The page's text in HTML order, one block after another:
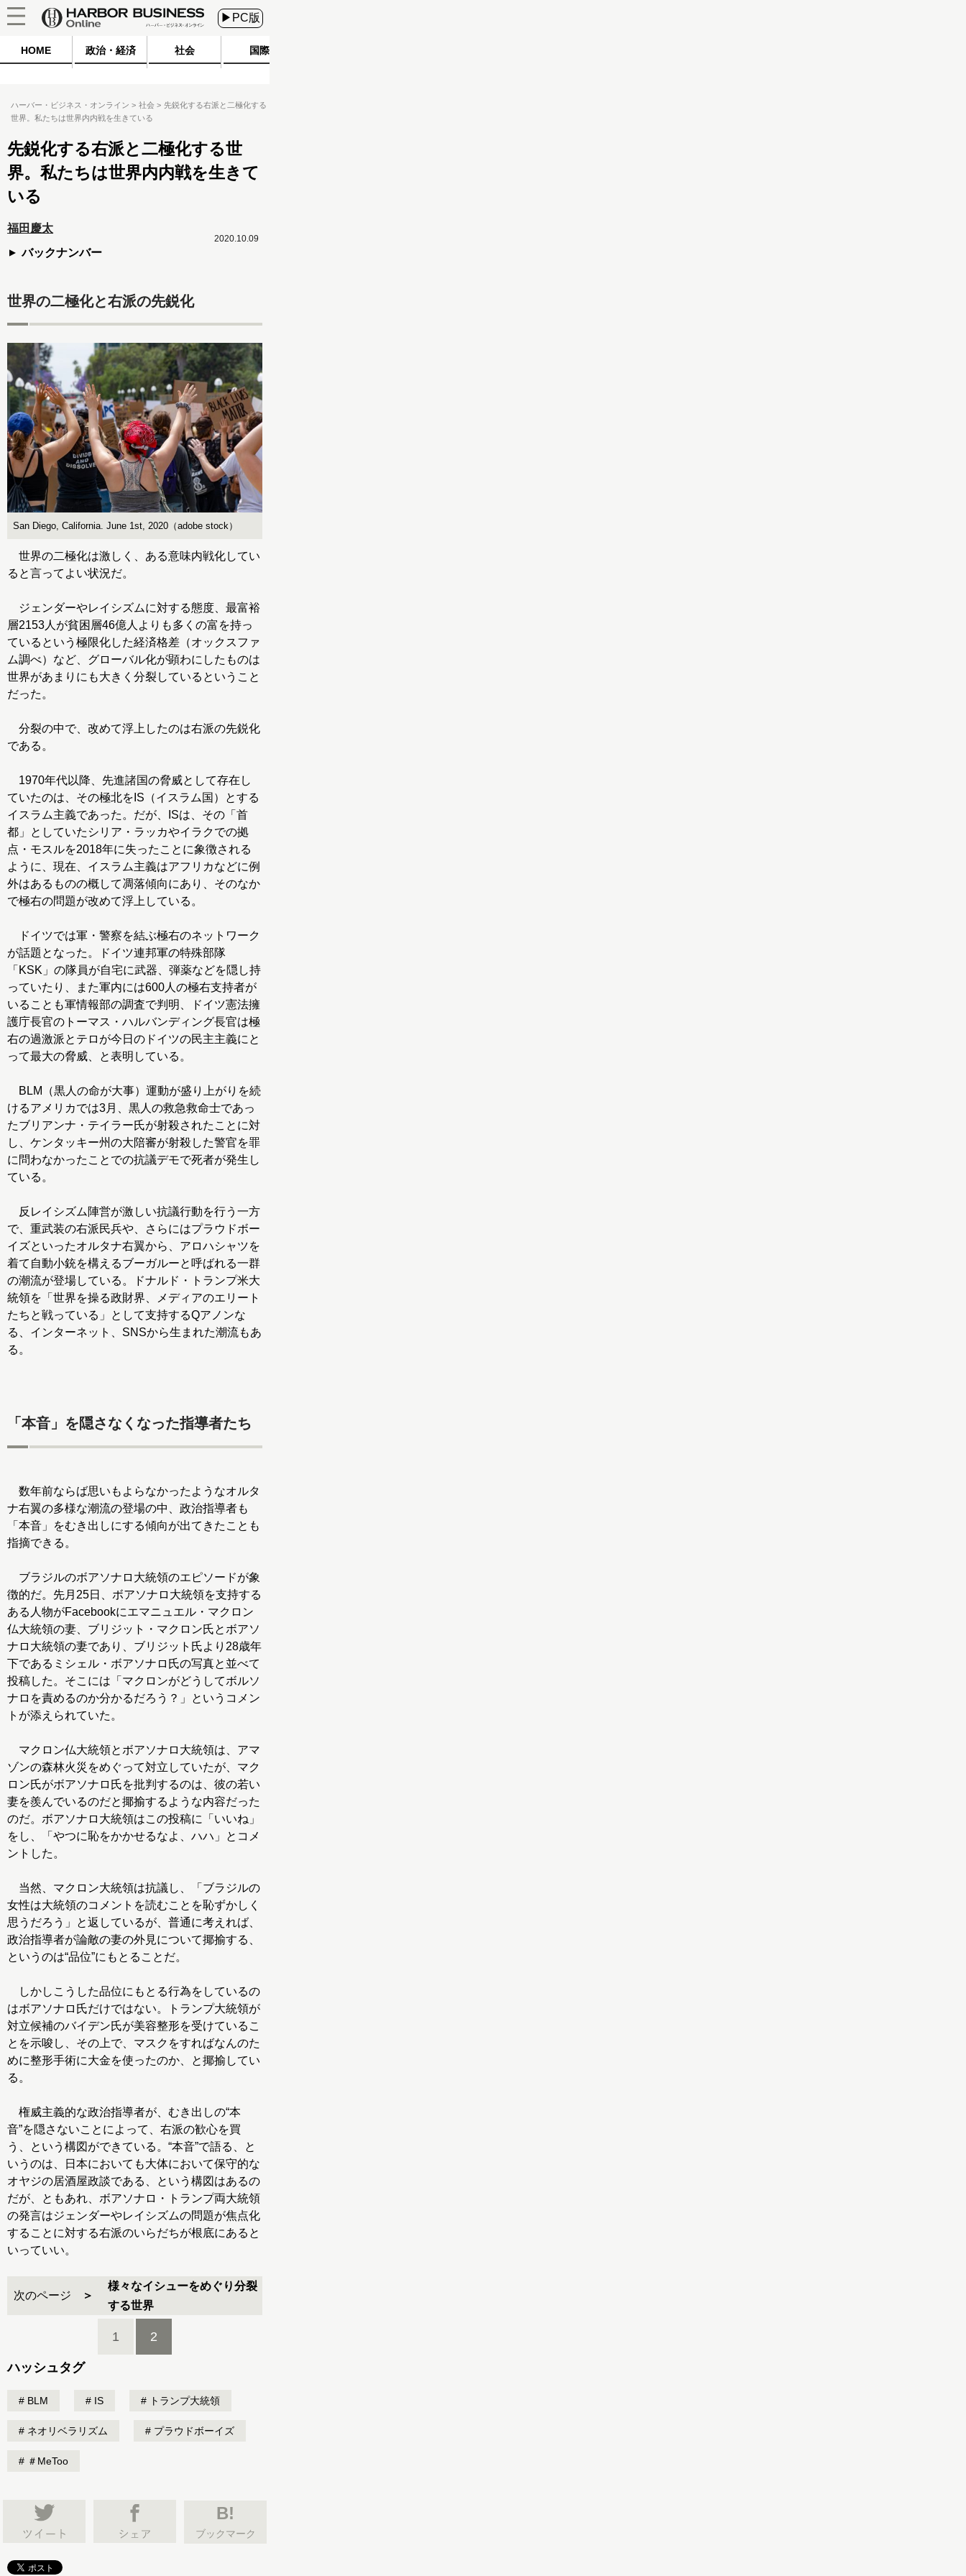
▶PC版
HOME 政治・経済 社会 国際
ハーバー・ビジネス・オンライン 社会
先鋭化する右派と二極化する
世界。私たちは世界内内戦を生きている
先鋭化する右派と二極化する世
界。私たちは世界内内戦を生きて
いる
福田慶太
バックナンバー
2020.10.09
世界の二極化と右派の先鋭化
San Diego, California. June 1st, 2020（adobe stock）
世界の二極化は激しく、ある意味内戦化してい
ると言ってよい状況だ。
ジェンダーやレイシズムに対する態度、最富裕
層2153人が貧困層46億人よりも多くの富を持っ
ているという極限化した経済格差（オックスファ
ム調べ）など、グローバル化が顕わにしたものは
世界があまりにも大きく分裂しているということ
だった。
分裂の中で、改めて浮上したのは右派の先鋭化
である。
1970年代以降、先進諸国の脅威として存在し
ていたのは、その極北をIS（イスラム国）とする
イスラム主義であった。だが、ISは、その「首
都」としていたシリア・ラッカやイラクでの拠
点・モスルを2018年に失ったことに象徴される
ように、現在、イスラム主義はアフリカなどに例
外はあるものの概して凋落傾向にあり、そのなか
で極右の問題が改めて浮上している。
ドイツでは軍・警察を結ぶ極右のネットワーク
が話題となった。ドイツ連邦軍の特殊部隊
「KSK」の隊員が自宅に武器、弾薬などを隠し持
っていたり、また軍内には600人の極右支持者が
いることも軍情報部の調査で判明、ドイツ憲法擁
護庁長官のトーマス・ハルバンディング長官は極
右の過激派とテロが今日のドイツの民主主義にと
って最大の脅威、と表明している。
BLM（黒人の命が大事）運動が盛り上がりを続
けるアメリカでは3月、黒人の救急救命士であっ
たブリアンナ・テイラー氏が射殺されたことに対
し、ケンタッキー州の大陪審が射殺した警官を罪
に問わなかったことでの抗議デモで死者が発生し
ている。
反レイシズム陣営が激しい抗議行動を行う一方
で、重武装の右派民兵や、さらにはプラウドボー
イズといったオルタナ右翼から、アロハシャツを
着て自動小銃を構えるブーガルーと呼ばれる一群
の潮流が登場している。ドナルド・トランプ米大
統領を「世界を操る政財界、メディアのエリート
たちと戦っている」として支持するQアノンな
る、インターネット、SNSから生まれた潮流もあ
る。
「本音」を隠さなくなった指導者たち
数年前ならば思いもよらなかったようなオルタ
ナ右翼の多様な潮流の登場の中、政治指導者も
「本音」をむき出しにする傾向が出てきたことも
指摘できる。
ブラジルのボアソナロ大統領のエピソードが象
徴的だ。先月25日、ボアソナロ大統領を支持する
ある人物がFacebookにエマニュエル・マクロン
仏大統領の妻、ブリジット・マクロン氏とボアソ
ナロ大統領の妻であり、ブリジット氏より28歳年
下であるミシェル・ボアソナロ氏の写真と並べて
投稿した。そこには「マクロンがどうしてボルソ
ナロを責めるのか分かるだろう？」というコメン
トが添えられていた。
マクロン仏大統領とボアソナロ大統領は、アマ
ゾンの森林火災をめぐって対立していたが、マク
ロン氏がボアソナロ氏を批判するのは、彼の若い
妻を羨んでいるのだと揶揄するような内容だった
のだ。ボアソナロ大統領はこの投稿に「いいね」
をし、「やつに恥をかかせるなよ、ハハ」とコメ
ントした。
当然、マクロン大統領は抗議し、「ブラジルの
女性は大統領のコメントを読むことを恥ずかしく
思うだろう」と返しているが、普通に考えれば、
政治指導者が論敵の妻の外見について揶揄する、
というのは“品位”にもとることだ。
しかしこうした品位にもとる行為をしているの
はボアソナロ氏だけではない。トランプ大統領が
対立候補のバイデン氏が美容整形を受けているこ
とを示唆し、その上で、マスクをすればなんのた
めに整形手術に大金を使ったのか、と揶揄してい
る。
権威主義的な政治指導者が、むき出しの“本
音”を隠さないことによって、右派の歓心を買
う、という構図ができている。“本音”で語る、と
いうのは、日本においても大体において保守的な
オヤジの居酒屋政談である、という構図はあるの
だが、ともあれ、ボアソナロ・トランプ両大統領
の発言はジェンダーやレイシズムの問題が焦点化
することに対する右派のいらだちが根底にあると
いっていい。
次のページ
様々なイシューをめぐり分裂
する世界
1 2
ハッシュタグ
BLM IS トランプ大統領
ネオリベラリズム プラウドボーイズ
＃MeToo
B!
ブックマーク